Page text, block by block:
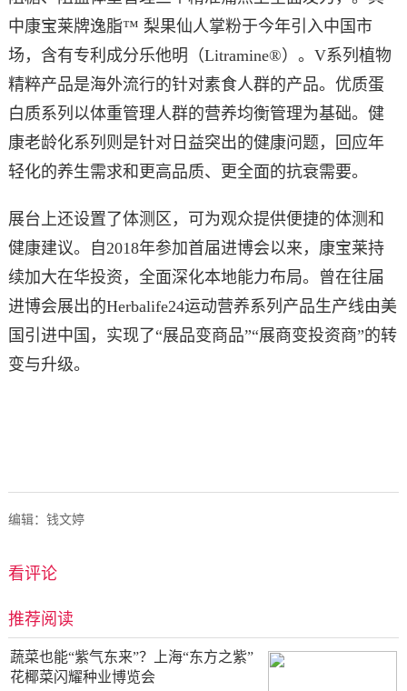
中康宝莱牌逸脂™ 梨果仙人掌粉于今年引入中国市
场，含有专利成分乐他明（Litramine®）。 V系列植物
精粹产品是海外流行的针对素食人群的产品。优质蛋
白质系列以体重管理人群的营养均衡管理为基础。健
康老龄化系列则是针对日益突出的健康问题，回应年
轻化的养生需求和更高品质、更全面的抗衰需要。
展台上还设置了体测区，可为观众提供便捷的体测和
健康建议。
自2018年参加首届进博会以来，康宝莱持
续加大在华投资，全面深化本地能力布局。曾在往届
进博会展出的Herbalife24运动营养系列产品生产线由美
国引进中国，实现了“展品变商品”“展商变投资商”的转
变与升级。
编辑：钱文婷
看评论
推荐阅读
蔬菜也能“紫气东来”？上海“东方之紫”
花椰菜闪耀种业博览会